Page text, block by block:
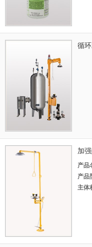
循
加
器
产品
产品
主体